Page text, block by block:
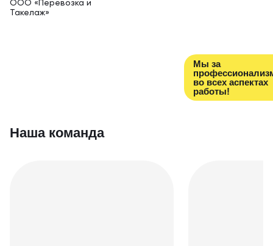
Мы за
во всех аспектах
работы!
ООО «Перевозка и
Такелаж»
Наша команда